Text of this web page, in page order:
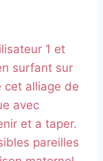
1 et
surfant sur
cet alliage de
avec
et a taper.
pareilles